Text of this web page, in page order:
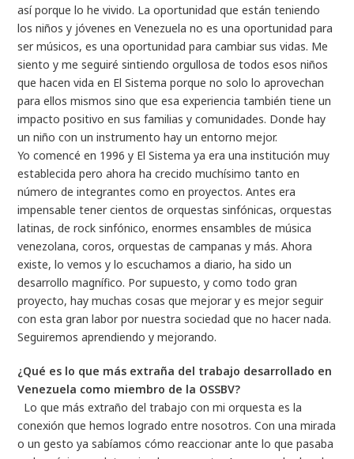
así porque lo he vivido. La oportunidad que están teniendo
los niños y jóvenes en Venezuela no es una oportunidad para
ser músicos, es una oportunidad para cambiar sus vidas. Me
siento y me seguiré sintiendo orgullosa de todos esos niños
que hacen vida en El Sistema porque no solo lo aprovechan
para ellos mismos sino que esa experiencia también tiene un
impacto positivo en sus familias y comunidades. Donde hay
un niño con un instrumento hay un entorno mejor.
Yo comencé en 1996 y El Sistema ya era una institución muy
establecida pero ahora ha crecido muchísimo tanto en
número de integrantes como en proyectos. Antes era
impensable tener cientos de orquestas sinfónicas, orquestas
latinas, de rock sinfónico, enormes ensambles de música
venezolana, coros, orquestas de campanas y más. Ahora
existe, lo vemos y lo escuchamos a diario, ha sido un
desarrollo magnífico. Por supuesto, y como todo gran
proyecto, hay muchas cosas que mejorar y es mejor seguir
con esta gran labor por nuestra sociedad que no hacer nada.
Seguiremos aprendiendo y mejorando.
¿Qué es lo que más extraña del trabajo desarrollado en
Venezuela como miembro de la OSSBV?
Lo que más extraño del trabajo con mi orquesta es la
conexión que hemos logrado entre nosotros. Con una mirada
o un gesto ya sabíamos cómo reaccionar ante lo que pasaba